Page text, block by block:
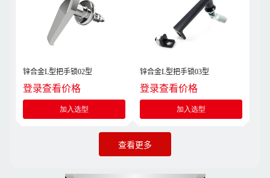
锌合金L型把手锁02型
登录查看价格
加入选型
锌合金L型把手锁03型
登录查看价格
加入选型
查看更多